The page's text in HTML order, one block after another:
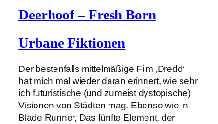
Deerhoof – Fresh Born
Urbane Fiktionen
Der bestenfalls mittelmäßige Film ‚Dredd‘
hat mich mal wieder daran erinnert, wie sehr
ich futuristische (und zumeist dystopische)
Visionen von Städten mag. Ebenso wie in
Blade Runner, Das fünfte Element, der